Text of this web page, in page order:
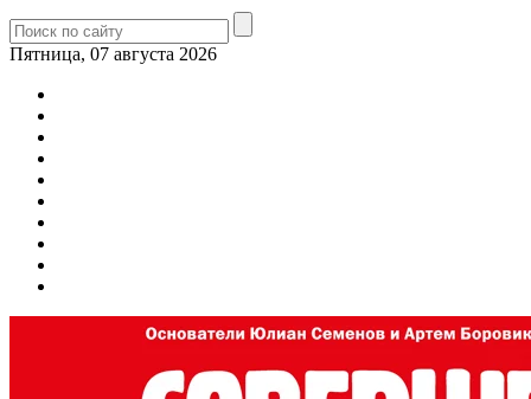
Пятница, 07 августа 2026